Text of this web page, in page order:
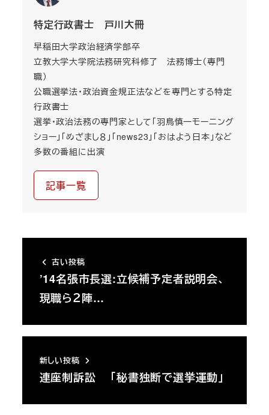
特定行政書士 戸川大冊
早稲田大学政治経済学部卒
立教大学大学院法務研究科修了 法務博士（専門
職）
公職選挙法・政治資金規正法などを専門とする特定
行政書士
選挙・政治法務の専門家として「羽鳥慎一モーニング
ショー」「めざまし８」「news23」「おはよう日本」など
多数の番組に出演
記事一覧
古い投稿
’14名張市長選:立候補予定者説明会、
現職ら２陣…
新しい投稿
連座制訴訟 「秘書独断で選挙運動」